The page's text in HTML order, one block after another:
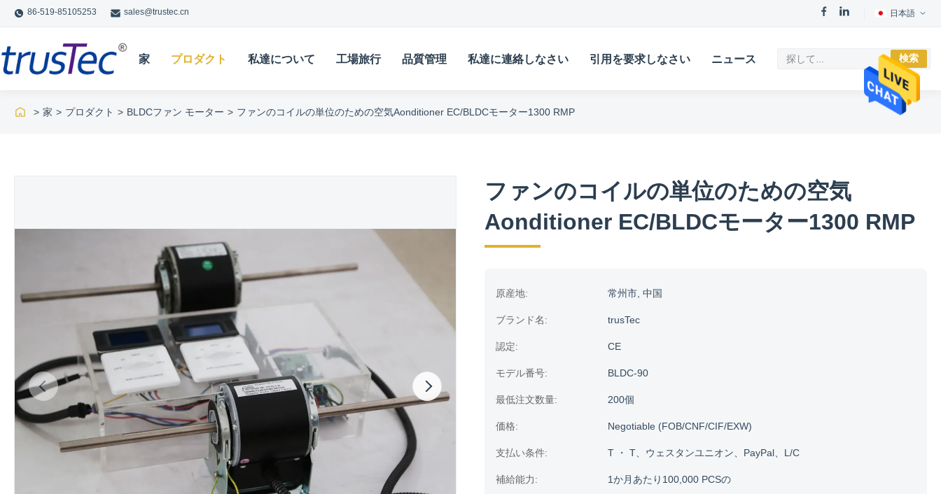
86-519-85105253 sales@trustec.cn 日本語
家 プロダクト 私達について 工場旅行 品質管理 私達に連絡しなさい 引用を要求しなさい ニュース 検索
> 家 > プロダクト > BLDCファン モーター > ファンのコイルの単位のための空気Aonditioner EC/BLDCモーター1300 RMP
ファンのコイルの単位のための空気
Aonditioner EC/BLDCモーター1300 RMP
原産地: 常州市, 中国
ブランド名: trusTec
認定: CE
モデル番号: BLDC-90
最低注文数量: 200個
価格: Negotiable (FOB/CNF/CIF/EXW)
支払い条件: T ・ T、ウェスタンユニオン、PayPal、L/C
補給能力: 1か月あたり100,000 PCSの